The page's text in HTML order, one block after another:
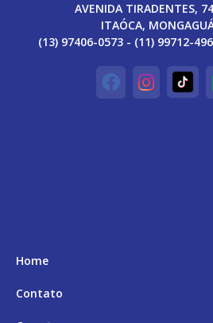
AVENIDA TIRADENTES,
ITAÓCA,
(13) 97406-0573 - (11) 99712-
Home
Contato